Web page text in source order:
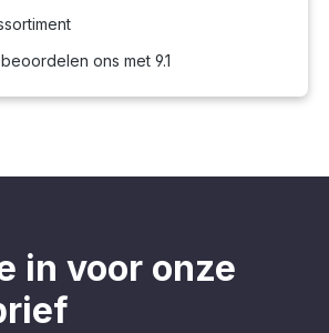
ons met 9.1
in voor onze